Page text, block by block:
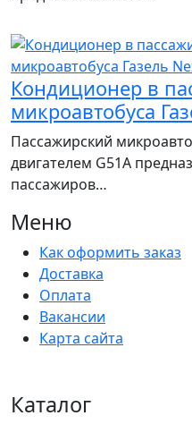
Кондиционер в
микроавтобуса
Пассажирский
двигателем G51A
пассажиров…
Меню
Как оформить заказ
Доставка
Оплата
Вакансии
Карта сайта
Каталог